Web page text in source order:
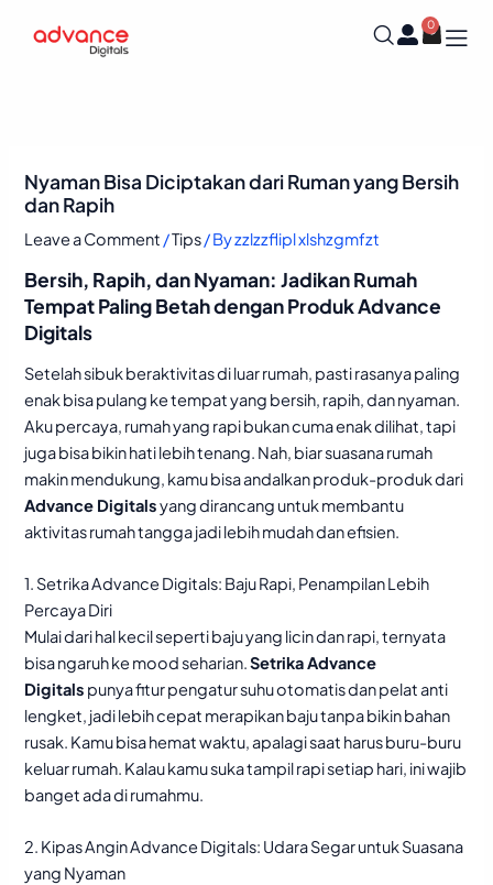
0
Cart
Nyaman Bisa Diciptakan dari Ruman yang Bersih
dan Rapih
Leave a Comment /Tips/ Byzzlzzflipl xlshzgmfzt
Bersih, Rapih, dan Nyaman: Jadikan Rumah
Tempat Paling Betah dengan Produk Advance
Digitals
Setelah sibuk beraktivitas di luar rumah, pasti rasanya paling
enak bisa pulang ke tempat yang bersih, rapih, dan nyaman.
Aku percaya, rumah yang rapi bukan cuma enak dilihat, tapi
juga bisa bikin hati lebih tenang. Nah, biar suasana rumah
makin mendukung, kamu bisa andalkan produk-produk dari
Advance Digitalsyang dirancang untuk membantu
aktivitas rumah tangga jadi lebih mudah dan efisien.
1. Setrika Advance Digitals: Baju Rapi, Penampilan Lebih
Percaya Diri
Mulai dari hal kecil seperti baju yang licin dan rapi, ternyata
bisa ngaruh ke mood seharian.Setrika Advance
Digitals punya fitur pengatur suhu otomatis dan pelat anti
lengket, jadi lebih cepat merapikan baju tanpa bikin bahan
rusak. Kamu bisa hemat waktu, apalagi saat harus buru-buru
keluar rumah. Kalau kamu suka tampil rapi setiap hari, ini wajib
banget ada di rumahmu.
2. Kipas Angin Advance Digitals: Udara Segar untuk Suasana
yang Nyaman